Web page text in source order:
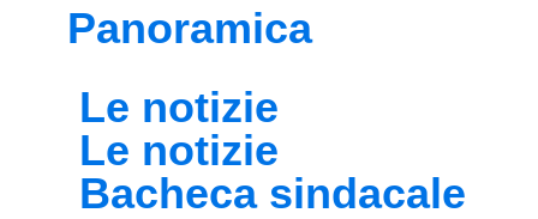
Panoramica
Le notizie
Le notizie
Bacheca sindacale